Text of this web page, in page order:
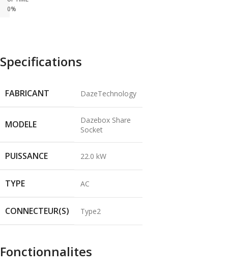
0%
Specifications
FABRICANT DazeTechnology
MODELE
Dazebox Share
Socket
PUISSANCE 22.0 kW
TYPE AC
CONNECTEUR(S) Type2
Fonctionnalites